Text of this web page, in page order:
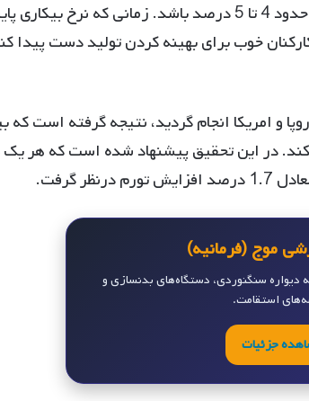
چنین اعدادی به معنای آن است که نرخ طبیعی بیکاری حدود 4 تا 5 درصد باشد. زمانی که
خوب برای بهینه کردن تولید دست پیدا
سطح وسیعی در اروپا و امریکا انجام گردید، نتیجه گرفته
در این تحقیق پیشنهاد شده است که هر
گرفت.
موج (فرمانیه)
دیواره سنگنوردی، دستگاه‌های بدنسازی و
استقامت.
جزئیات